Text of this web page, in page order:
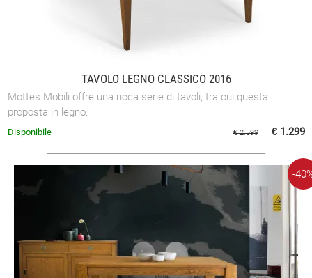
TAVOLO LEGNO CLASSICO 2016
Mottes Mobili offre una ricca serie di tavoli, tra cui questa
proposta in legno.
€ 2.599 € 1.299
Disponibile
-